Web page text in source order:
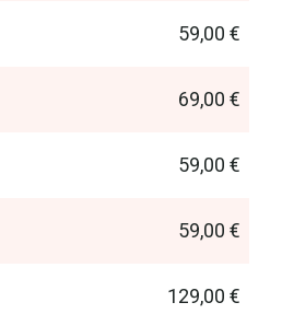
59,00 €
69,00 €
59,00 €
59,00 €
129,00 €